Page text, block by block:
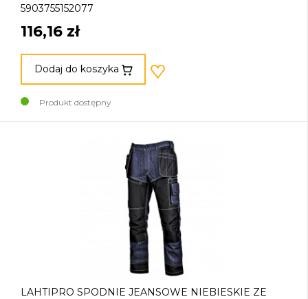
5903755152077
116,16 zł
Dodaj do koszyka
Produkt dostępny
LAHTIPRO SPODNIE JEANSOWE NIEBIESKIE ZE